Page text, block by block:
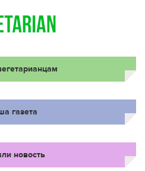
газета
новость